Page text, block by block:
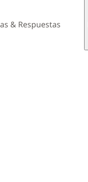
& Respuestas